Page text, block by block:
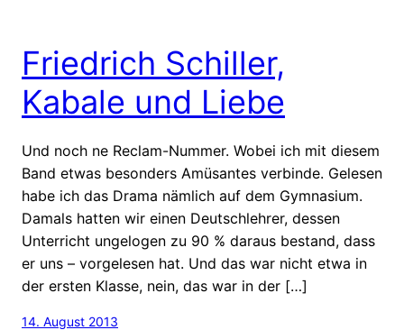
Friedrich Schiller,
Kabale und Liebe
Und noch ne Reclam-Nummer. Wobei ich mit diesem
Band etwas besonders Amüsantes verbinde. Gelesen
habe ich das Drama nämlich auf dem Gymnasium.
Damals hatten wir einen Deutschlehrer, dessen
Unterricht ungelogen zu 90 % daraus bestand, dass
er uns – vorgelesen hat. Und das war nicht etwa in
der ersten Klasse, nein, das war in der […]
14. August 2013